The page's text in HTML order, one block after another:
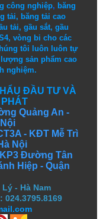
công nghiệp, băng
tải, băng tải cao
tải, gầu sắt, gầu
, vòng bi cho các
tôi luôn luôn tự
sảnphẩm cao
nghiệm.
ĐẦU TƯ VÀ
Quảng An -
- KĐT Mễ Trì
Nội
KP3 Đường Tân
Hiệp - Quận
- Hà Nam